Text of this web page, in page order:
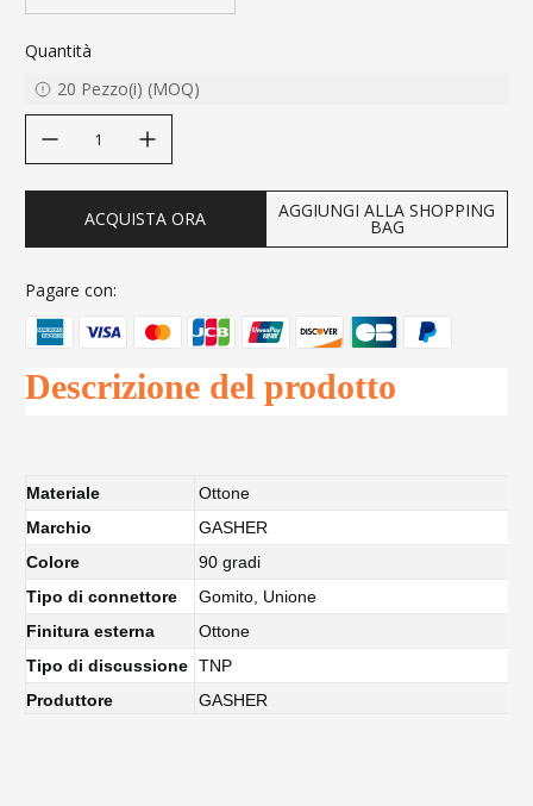
Quantità
20 Pezzo(i) (MOQ)
ACQUISTA ORA AGGIUNGI ALLA SHOPPING
BAG
Pagare con:
Descrizione del prodotto
Materiale
Ottone
Marchio
GASHER
Colore
90 gradi
Tipo di connettore
Gomito, Unione
Finitura esterna
Ottone
Tipo di discussione TNP
Produttore
GASHER